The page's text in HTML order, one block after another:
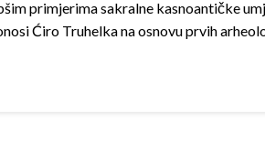
primjerima sakralne kasnoantičke
Ćiro Truhelka na osnovu prvih